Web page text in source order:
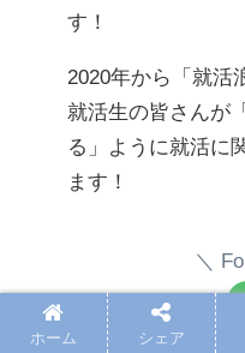
す！
2020年から「就活
就活生の皆さんが
る」ように就活に
ます！
ホーム シェア